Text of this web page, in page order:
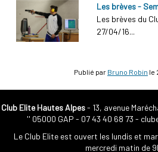
Les brèves -
Les brèves du
27/04/16...
Publié par Bruno Robin le
Club Elite Hautes Alpes- 13, avenue
'' 05000 GAP - 07 43 40 68 73 -
Le Club Elite est ouvert les lundis et
mercredi matin de